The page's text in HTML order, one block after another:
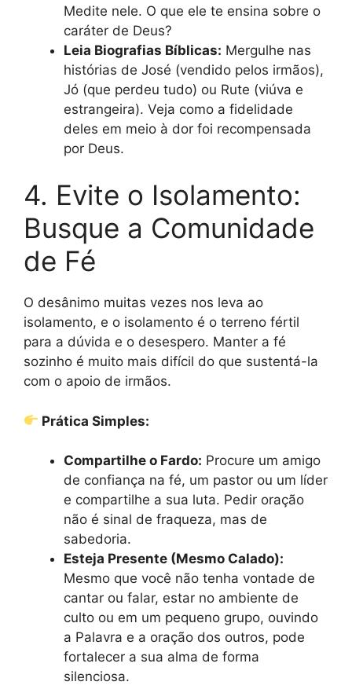
Medite nele. O que ele te ensina sobre o
caráter de Deus?
Leia Biografias Bíblicas: Mergulhe nas
histórias de José (vendido pelos irmãos),
Jó (que perdeu tudo) ou Rute (viúva e
estrangeira). Veja como a fidelidade
deles em meio à dor foi recompensada
por Deus.
4. Evite o Isolamento:
Busque a Comunidade
de Fé
O desânimo muitas vezes nos leva ao
isolamento, e o isolamento é o terreno fértil
para a dúvida e o desespero. Manter a fé
sozinho é muito mais difícil do que sustentá-la
com o apoio de irmãos.
Prática Simples:
Compartilhe o Fardo: Procure um amigo
de confiança na fé, um pastor ou um líder
e compartilhe a sua luta. Pedir oração
não é sinal de fraqueza, mas de
sabedoria.
Esteja Presente (Mesmo Calado):
Mesmo que você não tenha vontade de
cantar ou falar, estar no ambiente de
culto ou em um pequeno grupo, ouvindo
a Palavra e a oração dos outros, pode
fortalecer a sua alma de forma
silenciosa.